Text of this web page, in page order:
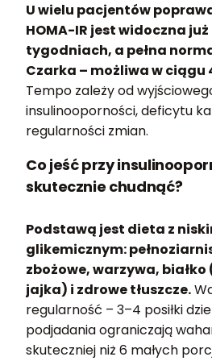
U wielu pacjentów
HOMA-IR jest widoczna już
tygodniach, a pełna
Czarka – możliwa w ciągu
Tempo zależy od
insulinooporności, deficytu
regularności zmian.
Co jeść przy
skutecznie chudnąć?
Podstawą jest dieta z
glikemicznym:
zbożowe, warzywa,
jajka) i zdrowe tłuszcze.
regularność – 3–4 posiłki
podjadania ograniczają
skuteczniej niż 6 małych